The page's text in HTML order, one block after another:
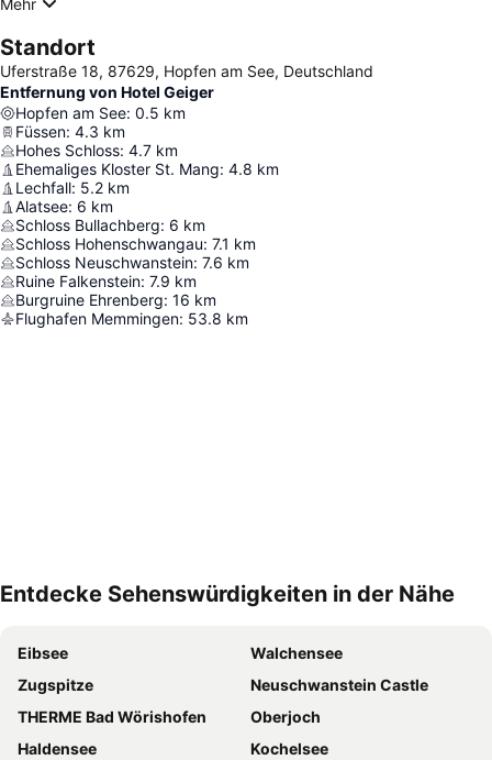
Mehr
Standort
Uferstraße 18, 87629, Hopfen am See, Deutschland
Entfernung von Hotel Geiger
Hopfen am See: 0.5 km
Füssen: 4.3 km
Hohes Schloss: 4.7 km
Ehemaliges Kloster St. Mang: 4.8 km
Lechfall: 5.2 km
Alatsee: 6 km
Schloss Bullachberg: 6 km
Schloss Hohenschwangau: 7.1 km
Schloss Neuschwanstein: 7.6 km
Ruine Falkenstein: 7.9 km
Burgruine Ehrenberg: 16 km
Flughafen Memmingen: 53.8 km
Entdecke Sehenswürdigkeiten in der Nähe
Eibsee
Walchensee
Zugspitze
Neuschwanstein Castle
THERME Bad Wörishofen
Oberjoch
Haldensee
Kochelsee